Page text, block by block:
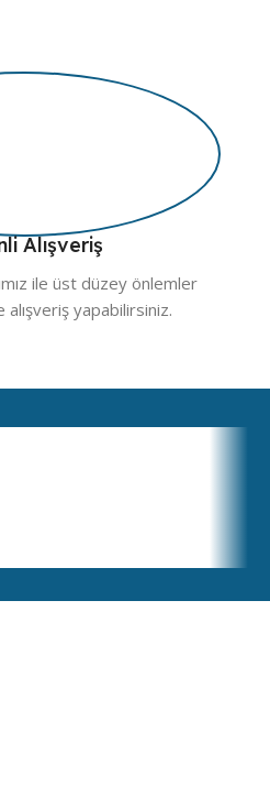
Alışveriş
ile üst düzey önlemler
yapabilirsiniz.